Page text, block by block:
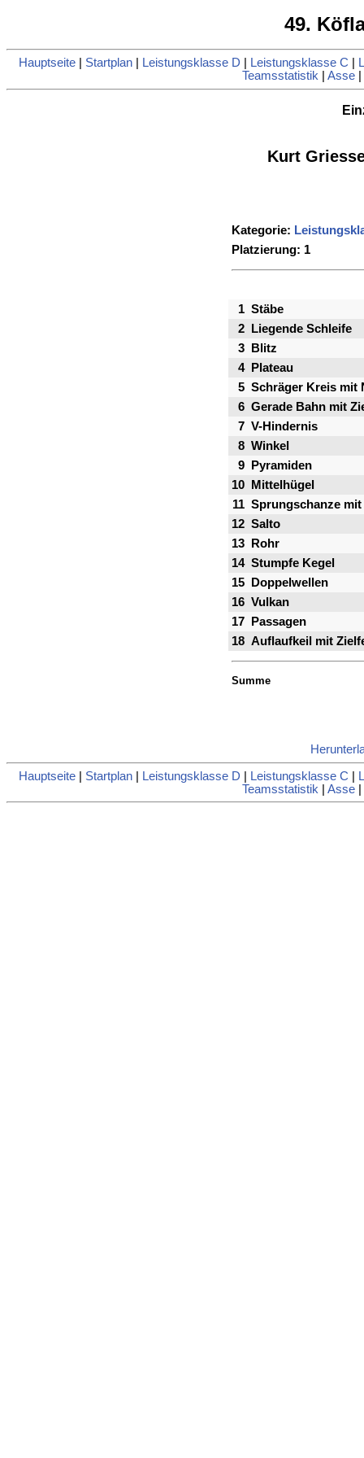
49.
Hauptseite| Startplan| Leistungsklasse D Leistungsklasse C
Teamsstatistik
Asse
Kurt
Kategorie:
Platzierung: 1
1 Stäbe
2
Liegende Schleife
3
Blitz
4
Plateau
5 Schräger Kreis mit
6 Gerade Bahn mit
7 V-Hindernis
8 Winkel
9
Pyramiden
10
Mittelhügel
11 Sprungschanze mit
12 Salto
13
Rohr
14 Stumpfe Kegel
15
Doppelwellen
16 Vulkan
17
Passagen
18 Auflaufkeil mit
Summe
Hauptseite| Startplan| Leistungsklasse D Leistungsklasse C
Teamsstatistik
Asse